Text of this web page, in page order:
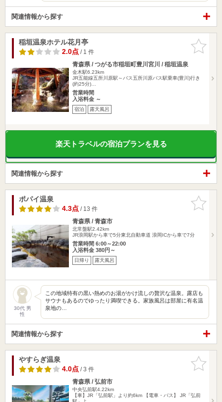
関連情報から探す
お気に入
りに追加
稲垣温泉ホテル花月亭
2.0点/ 1 件
青森県 / つがる市稲垣町豊川宮川 / 稲垣温泉
金木駅6.23km
JR五能線五所川原駅～バス五所川原バス駅乗車(豊川)行き
(約25分)…
営業時間
入浴料金 ～
宿泊 露天風呂
楽天トラベルの宿泊プランを見る
関連情報から探す
お気に入
りに追加
ポパイ温泉
4.3点/ 13 件
青森県 / 青森市
北常盤駅2.42km
JR浪岡駅から車で5分東北自動車道 浪岡ICから車で7分
営業時間 6:00～22:00
入浴料金 380円～
日帰り 露天風呂
30代 男
性
この地域特有の黒い熱めのお湯がかけ流しの贅沢な温泉。露店も
サウナもあるのでゆったり満喫できる。家族風呂は部屋に有名温
泉地の…
関連情報から探す
お気に入
りに追加
やすらぎ温泉
4.0点/ 3 件
青森県 / 弘前市
中央弘前駅4.22km
【車】JR「弘前駅」より約6km 【電車・バス】 JR「弘前